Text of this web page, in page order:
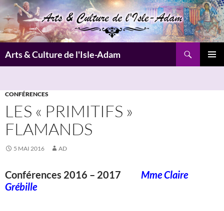
Aller
au
contenu
Arts & Culture de l'Isle-Adam
CONFÉRENCES
LES « PRIMITIFS »
FLAMANDS
5 MAI 2016 AD
Conférences 2016 – 2017 Mme Claire
Grébille